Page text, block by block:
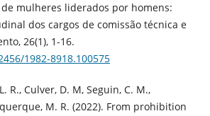
de mulheres liderados por homens:
dos cargos de comissão técnica e
26(1), 1-16.
1982-8918.100575
R., Culver, D. M, Seguin, C. M.,
M. R. (2022). From prohibition